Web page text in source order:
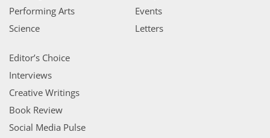
Performing Arts
Science
Events
Letters
Editor’s Choice
Interviews
Creative Writings
Book Review
Social Media Pulse